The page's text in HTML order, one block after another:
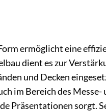
ermöglicht eine
dient es zur
und Decken
im Bereich des Messe-
Präsentationen sorgt.